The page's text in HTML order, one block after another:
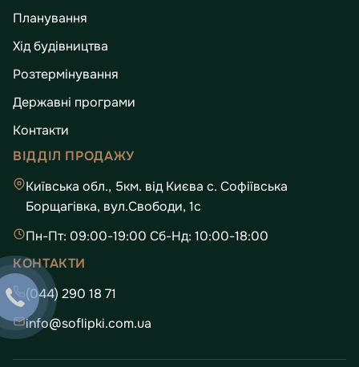
Планування
Хід будівництва
Розтермінування
Державні програми
Контакти
ВІДДІЛ ПРОДАЖУ
Київська обл., 5км. від Києва с. Софіївська
Борщагівка, вул.Свободи, 1с
Пн-Пт: 09:00-19:00 Сб-Нд: 10:00-18:00
КОНТАКТИ
(044) 290 18 71
info@soflipki.com.ua